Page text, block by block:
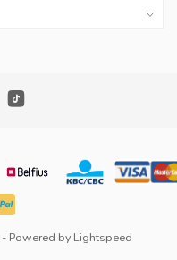
- Powered by Lightspeed